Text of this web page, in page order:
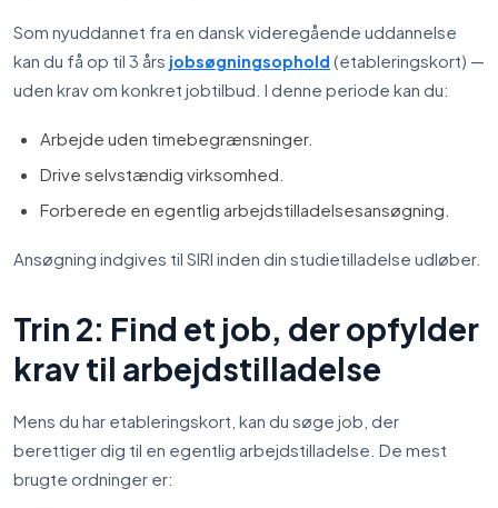
Som nyuddannet fra en dansk videregående uddannelse
kan du få op til 3 års jobsøgningsophold (etableringskort) —
uden krav om konkret jobtilbud. I denne periode kan du:
Arbejde uden timebegrænsninger.
Drive selvstændig virksomhed.
Forberede en egentlig arbejdstilladelsesansøgning.
Ansøgning indgives til SIRI inden din studietilladelse udløber.
Trin 2: Find et job, der opfylder
krav til arbejdstilladelse
Mens du har etableringskort, kan du søge job, der
berettiger dig til en egentlig arbejdstilladelse. De mest
brugte ordninger er: